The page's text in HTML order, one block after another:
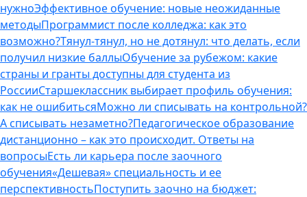
нужноЭффективное обучение: новые неожиданные
методыПрограммист после колледжа: как это
возможно?Тянул-тянул, но не дотянул: что делать, если
получил низкие баллыОбучение за рубежом: какие
страны и гранты доступны для студента из
РоссииСтаршеклассник выбирает профиль обучения:
как не ошибитьсяМожно ли списывать на контрольной?
А списывать незаметно?Педагогическое образование
дистанционно – как это происходит. Ответы на
вопросыЕсть ли карьера после заочного
обучения«Дешевая» специальность и ее
перспективностьПоступить заочно на бюджет: